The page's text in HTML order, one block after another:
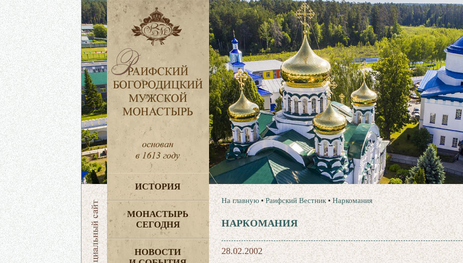
ИСТОРИЯ
МОНАСТЫРЬ
СЕГОДНЯ
НОВОСТИ
На главную •Раифский Вестник •Наркомания
НАРКОМАНИЯ
28.02.2002